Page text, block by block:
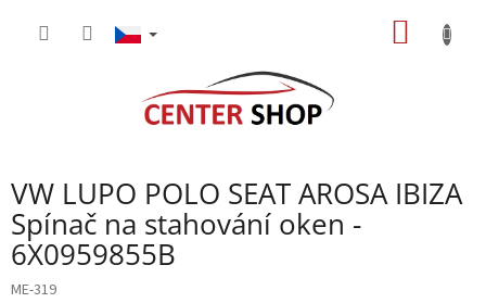
VW LUPO POLO SEAT AROSA IBIZA
Spínač na stahování oken -
6X0959855B
ME-319